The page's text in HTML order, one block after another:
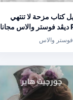
كتاب مزحة لا تنتهي
PDF ديڤد فوستر والاس مجانا
مباشر
فوستر والاس